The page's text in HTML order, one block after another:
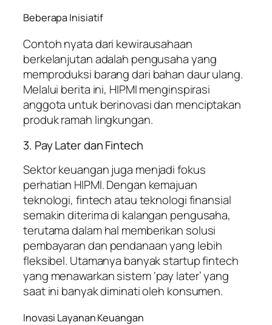
Beberapa Inisiatif
Contoh nyata dari kewirausahaan
berkelanjutan adalah pengusaha yang
memproduksi barang dari bahan daur ulang.
Melalui berita ini, HIPMI menginspirasi
anggota untuk berinovasi dan menciptakan
produk ramah lingkungan.
3. Pay Later dan Fintech
Sektor keuangan juga menjadi fokus
perhatian HIPMI. Dengan kemajuan
teknologi, fintech atau teknologi finansial
semakin diterima di kalangan pengusaha,
terutama dalam hal memberikan solusi
pembayaran dan pendanaan yang lebih
fleksibel. Utamanya banyak startup fintech
yang menawarkan sistem ‘pay later’ yang
saat ini banyak diminati oleh konsumen.
Inovasi Layanan Keuangan